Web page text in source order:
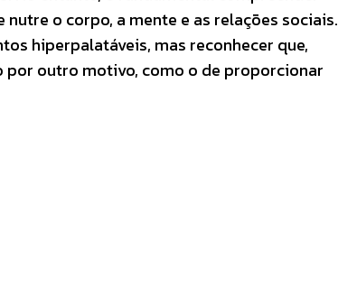
o corpo, a mente e as relações sociais.
hiperpalatáveis, mas reconhecer que,
outro motivo, como o de proporcionar